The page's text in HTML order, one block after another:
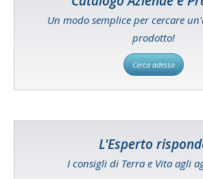
Un modo semplice per cercare
prodotto!
Cerca adesso
L'Esperto
I consigli di Terra e Vita agli